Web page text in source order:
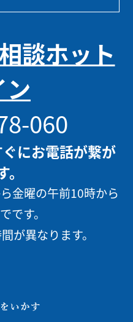
談ホット
ン
060
にお電話が繋が
金曜の午前10時から
です。
が異なります。